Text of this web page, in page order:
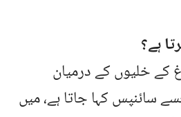
ہے؟
کے خلیوں کے درمیان
سائنپس کہا جاتا ہے، میں